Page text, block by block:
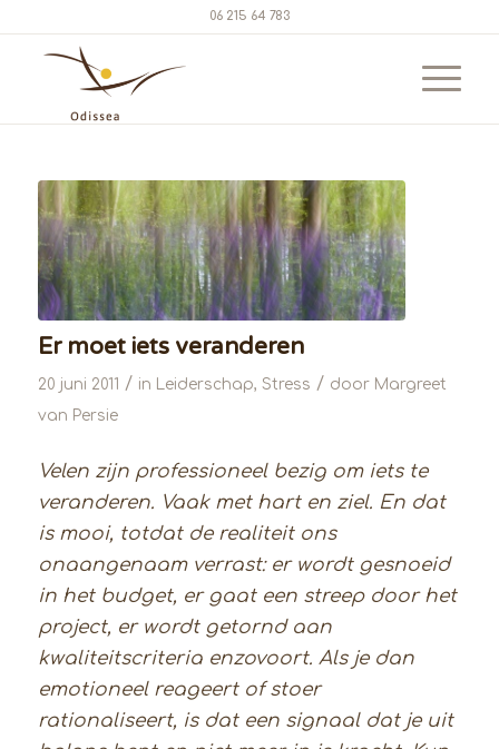
06 215 64 783
Er moet iets veranderen
20 juni 2011 / in Leiderschap, Stress / door Margreet
van Persie
Velen zijn professioneel bezig om iets te
veranderen. Vaak met hart en ziel. En dat
is mooi, totdat de realiteit ons
onaangenaam verrast: er wordt gesnoeid
in het budget, er gaat een streep door het
project, er wordt getornd aan
kwaliteitscriteria enzovoort. Als je dan
emotioneel reageert of stoer
rationaliseert, is dat een signaal dat je uit